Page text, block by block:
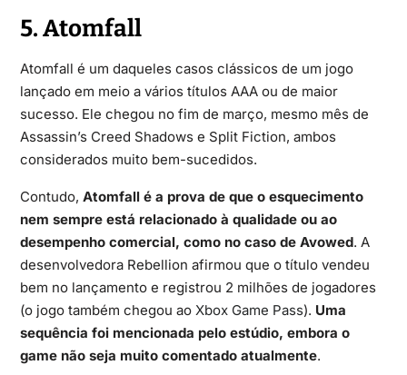
5. Atomfall
Atomfall é um daqueles casos clássicos de um jogo
lançado em meio a vários títulos AAA ou de maior
sucesso. Ele chegou no fim de março, mesmo mês de
Assassin’s Creed Shadows e Split Fiction, ambos
considerados muito bem-sucedidos.
Contudo, Atomfall é a prova de que o esquecimento
nem sempre está relacionado à qualidade ou ao
desempenho comercial, como no caso de Avowed. A
desenvolvedora Rebellion afirmou que o título vendeu
bem no lançamento e registrou 2 milhões de jogadores
(o jogo também chegou ao Xbox Game Pass). Uma
sequência foi mencionada pelo estúdio, embora o
game não seja muito comentado atualmente.